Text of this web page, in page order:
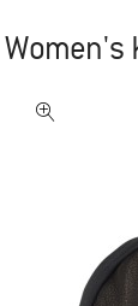
Women's